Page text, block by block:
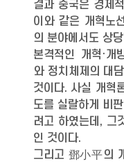
결과 중국은 경제
이와 같은 개혁노
의 분야에서도 상
본격적인 개혁·개
와 정치체제의 대
것이다. 사실 개혁
도를 실랄하게 비
려고 하였는데, 그
인 것이다.
그리고 鄧小平의